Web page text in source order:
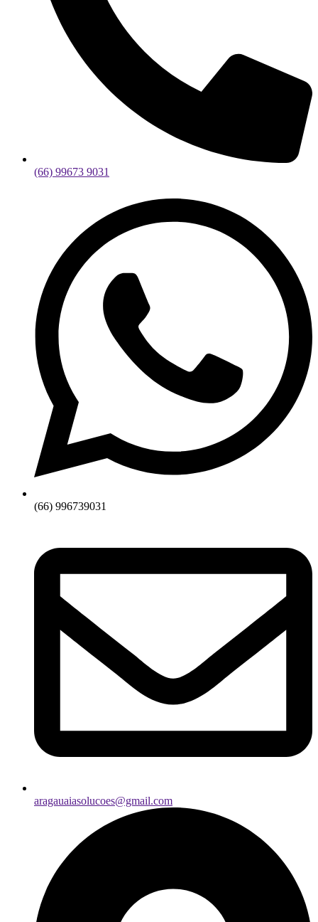
(66) 99673 9031
(66) 996739031
aragauaiasolucoes@gmail.com